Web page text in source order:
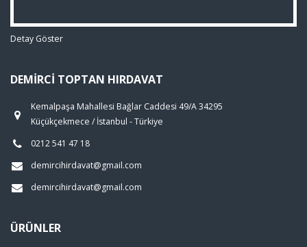
Detay Göster
DEMIRCI TOPTAN HIRDAVAT
Kemalpaşa Mahallesi Bağlar Caddesi 49/A 34295
Küçükçekmece / İstanbul - Türkiye
0212 541 47 18
demircihirdavat@gmail.com
demircihirdavat@gmail.com
ÜRÜNLER